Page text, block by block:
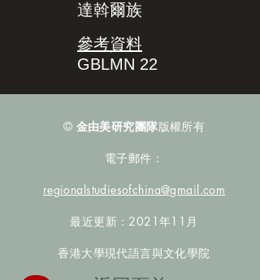
達斡爾族
參考資料
GBLMN 22
© 金由美研究團隊版權所有
電子郵件：
regionalstudiesofchina@gmail.com
最近更新：2021年11月
香港大學現代語言與文化學院